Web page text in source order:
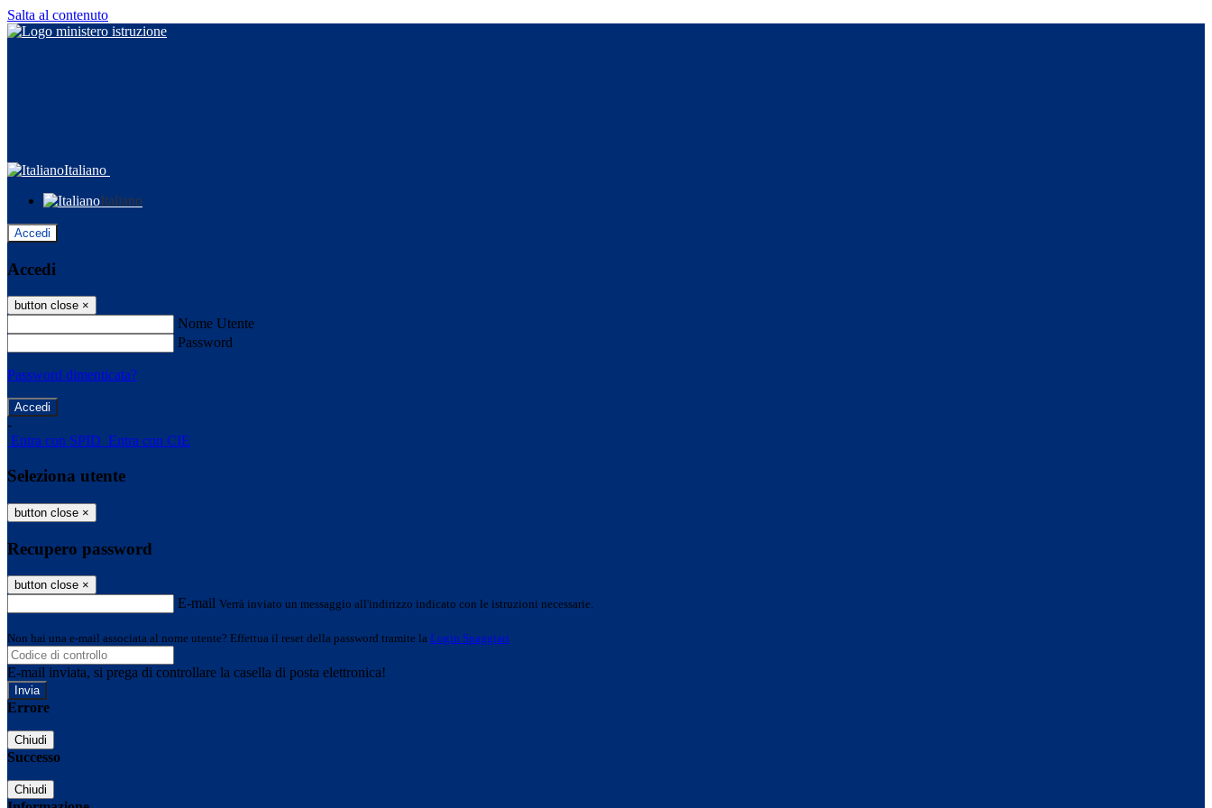
Salta al contenuto
Italiano
Italiano
Accedi
Accedi
button close ×
Nome Utente
Password
Password dimenticata?
-
Entra con SPID Entra con CIE
Seleziona utente
button close ×
Recupero password
button close ×
E-mail Verrà inviato un messaggio all'indirizzo indicato con le istruzioni necessarie.
Non hai una e-mail associata al nome utente? Effettua il reset della password tramite la Login Spaggiari
E-mail inviata, si prega di controllare la casella di posta elettronica!
Errore
Chiudi
Successo
Chiudi